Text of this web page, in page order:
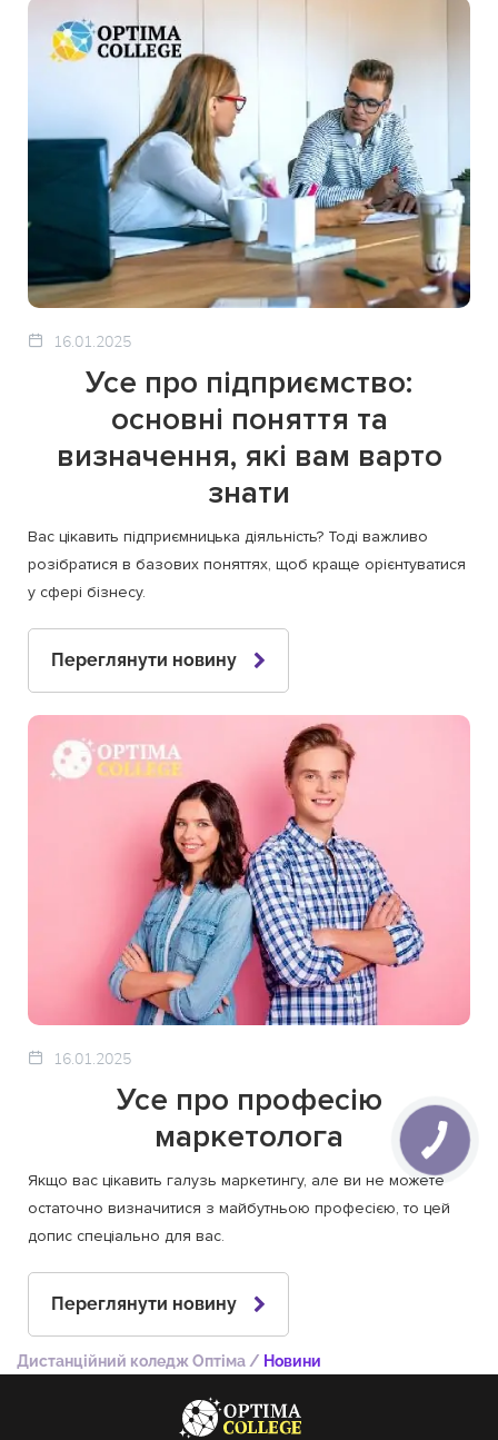
16.01.2025
Усе про підприємство:
основні поняття та
визначення, які вам варто
знати
Вас цікавить підприємницька діяльність? Тоді важливо
розібратися в базових поняттях, щоб краще орієнтуватися
у сфері бізнесу.
Переглянути новину
16.01.2025
Усе про професію
маркетолога
Якщо вас цікавить галузь маркетингу, але ви не можете
остаточно визначитися з майбутньою професією, то цей
допис спеціально для вас.
Переглянути новину
Дистанційний коледж Оптіма / Новини